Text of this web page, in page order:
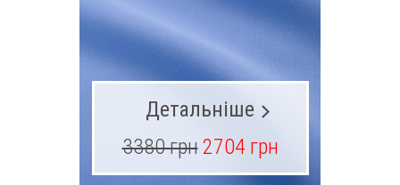
Детальніше
3380 грн2704 грн